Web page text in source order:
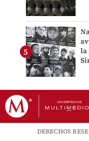
la
DERECHOS